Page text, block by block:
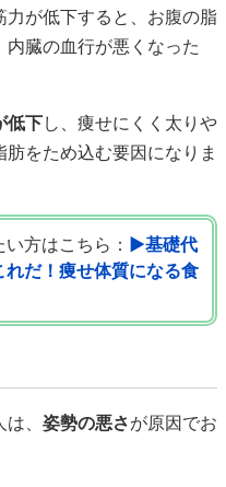
が低下すると、お腹の脂
臓の血行が悪くなった
低下し、痩せにくく太りや
をため込む要因になりま
方はこちら： ▶基礎代
だ！痩せ体質になる食
、 姿勢の悪さが原因でお